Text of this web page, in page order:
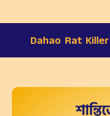
Dahao Rat